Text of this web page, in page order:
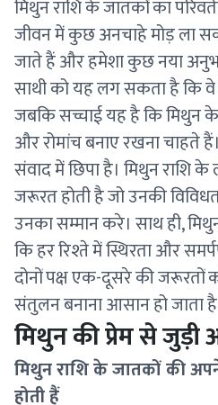
मिथुन राशि के जातकों का
जीवन में कुछ अनचाहे मोड़ ला
जाते हैं और हमेशा कुछ नया
साथी को यह लग सकता है कि
जबकि सच्चाई यह है कि मिथुन
और रोमांच बनाए रखना चाहते
संवाद में छिपा है। मिथुन राशि
जरूरत होती है जो उनकी
उनका सम्मान करे। साथ ही,
कि हर रिश्ते में स्थिरता और
दोनों पक्ष एक-दूसरे की जरूरतों
संतुलन बनाना आसान हो जाता
मिथुन की प्रेम से जुड़ी
मिथुन राशि के जातकों की
होती हैं